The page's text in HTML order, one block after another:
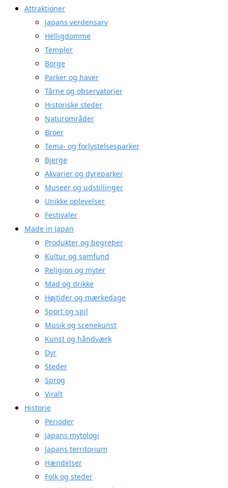
Attraktioner
Japans verdensarv
Helligdomme
Templer
Borge
Parker og haver
Tårne og observatorier
Historiske steder
Naturområder
Broer
Tema- og forlystelsesparker
Bjerge
Akvarier og dyreparker
Museer og udstillinger
Unikke oplevelser
Festivaler
Made in Japan
Produkter og begreber
Kultur og samfund
Religion og myter
Mad og drikke
Højtider og mærkedage
Sport og spil
Musik og scenekunst
Kunst og håndværk
Dyr
Steder
Sprog
Viralt
Historie
Perioder
Japans mytologi
Japans territorium
Hændelser
Folk og steder